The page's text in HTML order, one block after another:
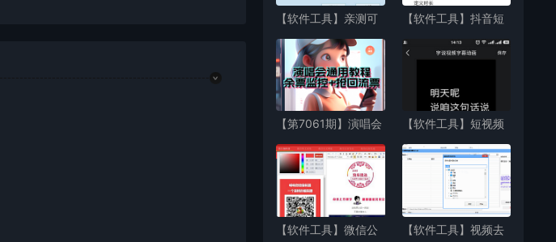
【软件工具】亲测可
取名软件已注册版
【软件工具】抖音短
神器
【第7061期】演唱会
流票（教程+软件）
【软件工具】短视频
【软件工具】微信公
【软件工具】视频去